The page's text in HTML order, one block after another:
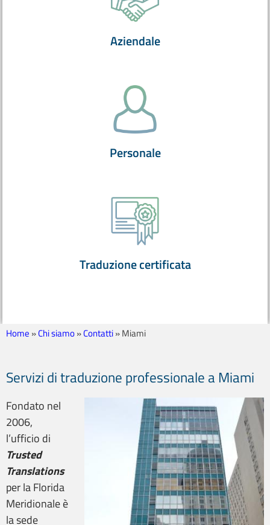
Aziendale
Personale
Traduzione certificata
Home »Chi siamo»Contatti»Miami
Servizi di traduzione professionale a Miami
Fondato nel
2006,
l’ufficio di
Trusted
Translations
per la Florida
Meridionale è
la sede